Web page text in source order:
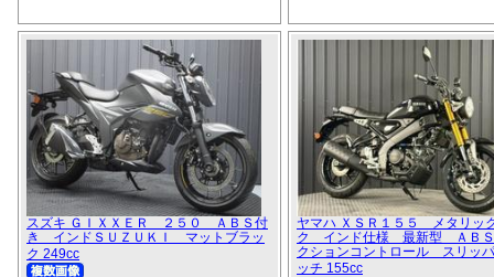
スズキ ＧＩＸＸＥＲ ２５０ ＡＢＳ付
き インドＳＵＺＵＫＩ マットブラッ
ク 249cc
ヤマハ ＸＳＲ１５５ メタリッ
ク インド仕様 最新型 ＡＢ
クションコントロール スリッ
ッチ 155cc